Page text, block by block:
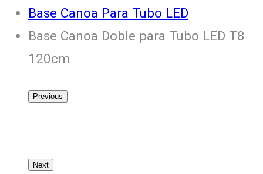
Base Canoa Para Tubo LED
Base Canoa Doble para Tubo LED T8
120cm
Previous
Next